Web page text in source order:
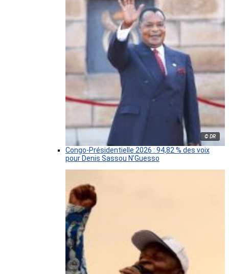
© DR
Congo-Présidentielle 2026 : 94,82 % des voix
pour Denis Sassou N’Guesso